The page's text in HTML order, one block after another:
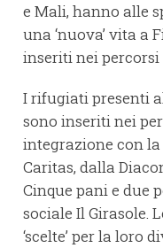
e Mali, hanno alle
una ‘nuova’ vita a
inseriti nei
I rifugiati presenti
sono inseriti nei
integrazione con
Caritas, dalla
Cinque pani e due
sociale Il Girasole.
‘scelte’ per la loro